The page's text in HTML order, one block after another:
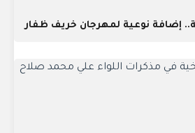
إضافة نوعية لمهرجان خريف ظفار